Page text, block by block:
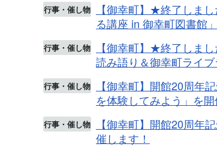
行事・催し物
【御幸町】★終了しま
る講座 in 御幸町図書館
行事・催し物
【御幸町】★終了しま
読み語り＆御幸町ライ
行事・催し物
【御幸町】開館20周年
を体験してみよう」を開
行事・催し物
【御幸町】開館20周年
催します！